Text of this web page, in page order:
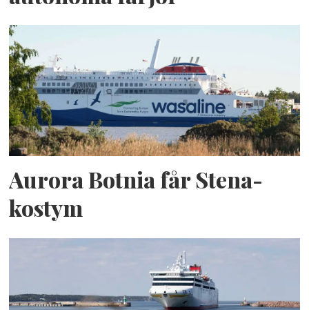
Aurora Botnia får Stena-
kostym